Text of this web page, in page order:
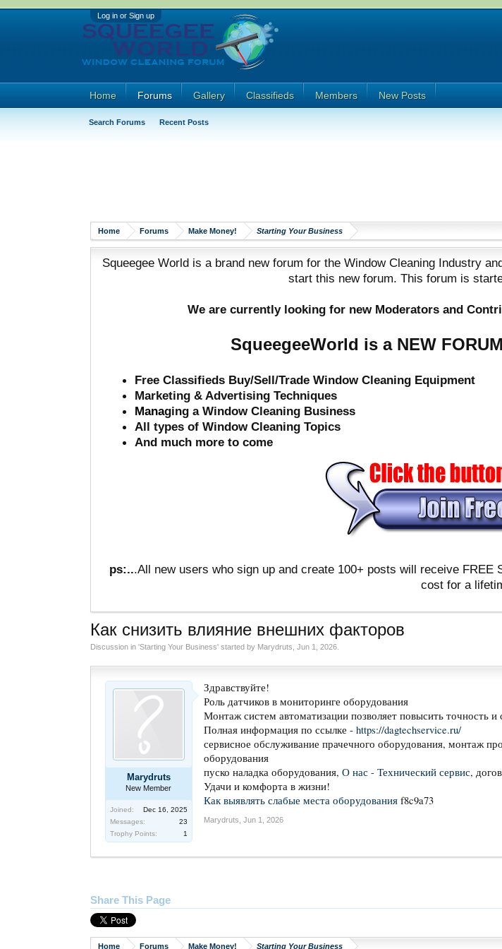
Log in or Sign up
Home Forums Make Money! Starting Your Business
Squeegee World is a brand new forum for the Window Cleaning Industry
start this new forum. This forum is
We are currently looking for new Moderators and
SqueegeeWorld is a NEW
Free Classifieds Buy/Sell/Trade Window Cleaning Equipment
Marketing & Advertising Techniques
Managing a Window Cleaning Business
All types of Window Cleaning Topics
And much more to come
ps:...All new users who sign up and create 100+ posts will receive
cost for a
Как снизить влияние внешних факторов
Discussion in 'Starting Your Business' started by Marydruts Jun 1, 2026.
Marydruts
New Member
Joined:
Dec 16, 2025
Messages:
23
Trophy Points:
1
Здравствуйте!
Роль датчиков в мониторинге оборудования
Монтаж систем автоматизации позволяет повысить точность
Полная информация по ссылке - https://dagtechservice.ru/
сервисное обслуживание прачечного оборудования, монтаж
оборудования
пуско наладка оборудования, О нас - Технический сервис,
Удачи и комфорта в жизни!
Как выявлять слабые места оборудованияf8c9a73
Marydruts Jun 1, 2026
Share This Page
Home Forums Make Money! Starting Your Business
Home Forums
Search Forums Recent Posts
Gallery Classifieds Members New Posts